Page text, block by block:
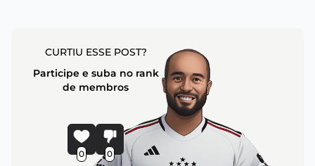
CURTIU ESSE POST?
Participe e suba no rank
de membros
0 0